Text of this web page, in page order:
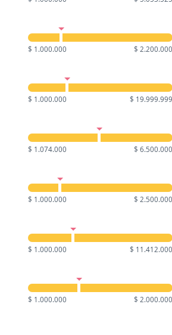
$ 1.000.000 $ 2.200.000
$ 1.000.000 $ 19.999.999
$ 1.074.000 $ 6.500.000
$ 1.000.000 $ 2.500.000
$ 1.000.000 $ 11.412.000
$ 1.000.000 $ 2.000.000